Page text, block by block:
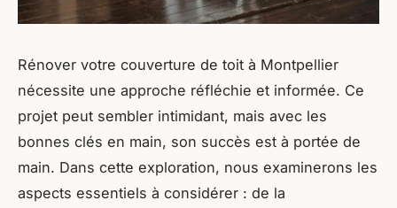
Rénover votre couverture de toit à Montpellier
nécessite une approche réfléchie et informée. Ce
projet peut sembler intimidant, mais avec les
bonnes clés en main, son succès est à portée de
main. Dans cette exploration, nous examinerons les
aspects essentiels à considérer : de la